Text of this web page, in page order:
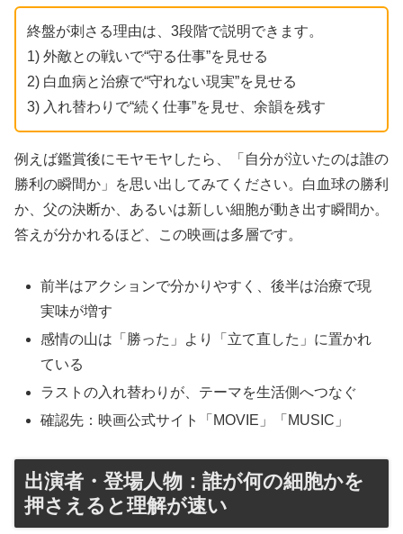
終盤が刺さる理由は、3段階で説明できます。
1) 外敵との戦いで“守る仕事”を見せる
2) 白血病と治療で“守れない現実”を見せる
3) 入れ替わりで“続く仕事”を見せ、余韻を残す
例えば鑑賞後にモヤモヤしたら、「自分が泣いたのは誰の
勝利の瞬間か」を思い出してみてください。白血球の勝利
か、父の決断か、あるいは新しい細胞が動き出す瞬間か。
答えが分かれるほど、この映画は多層です。
前半はアクションで分かりやすく、後半は治療で現
実味が増す
感情の山は「勝った」より「立て直した」に置かれ
ている
ラストの入れ替わりが、テーマを生活側へつなぐ
確認先：映画公式サイト「MOVIE」「MUSIC」
出演者・登場人物：誰が何の細胞かを
押さえると理解が速い